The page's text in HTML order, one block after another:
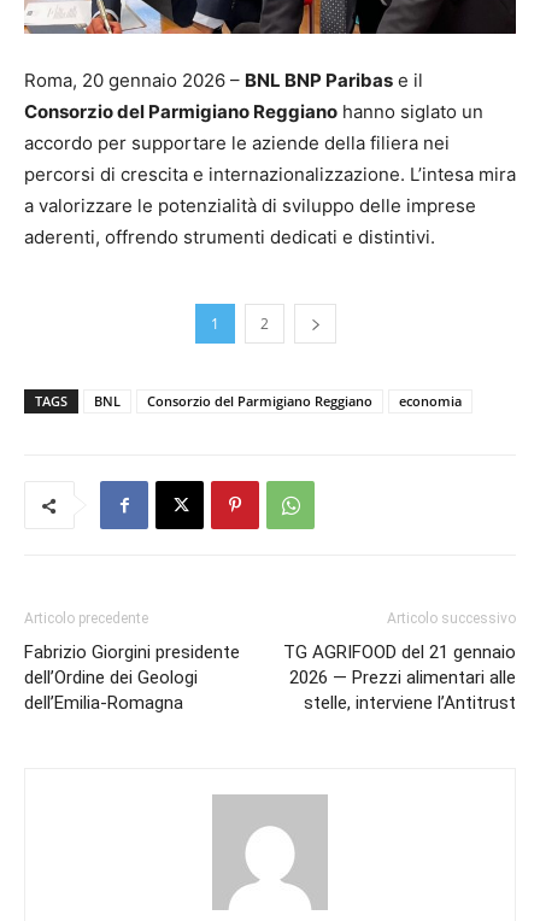
Roma, 20 gennaio 2026 – BNL BNP Paribas e il
Consorzio del Parmigiano Reggiano hanno siglato un
accordo per supportare le aziende della filiera nei
percorsi di crescita e internazionalizzazione. L’intesa mira
a valorizzare le potenzialità di sviluppo delle imprese
aderenti, offrendo strumenti dedicati e distintivi.
1 2
TAGS BNL Consorzio del Parmigiano Reggiano economia
Articolo precedente
Fabrizio Giorgini presidente
dell’Ordine dei Geologi
dell’Emilia-Romagna
Articolo successivo
TG AGRIFOOD del 21 gennaio
2026 — Prezzi alimentari alle
stelle, interviene l’Antitrust